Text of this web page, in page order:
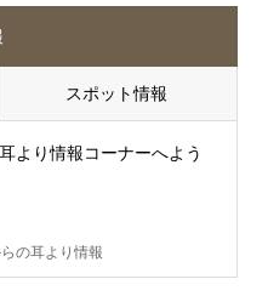
スポット情報
より情報コーナーへよう
の耳より情報